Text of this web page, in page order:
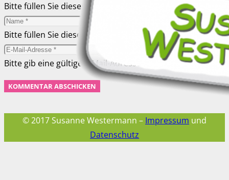
Bitte füllen Sie dieses Feld aus.
Bitte füllen Sie dieses Feld aus.
Bitte gib eine gültige E-Mail-Adresse ein.
KOMMENTAR ABSCHICKEN
© 2017 Susanne Westermann – Impressum und
Datenschutz